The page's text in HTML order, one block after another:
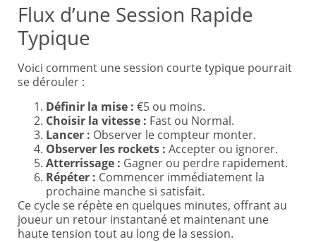
Flux d’une Session Rapide
Typique
Voici comment une session courte typique pourrait
se dérouler :
Définir la mise : €5 ou moins.
Choisir la vitesse : Fast ou Normal.
Lancer : Observer le compteur monter.
Observer les rockets : Accepter ou ignorer.
Atterrissage : Gagner ou perdre rapidement.
Répéter : Commencer immédiatement la
prochaine manche si satisfait.
Ce cycle se répète en quelques minutes, offrant au
joueur un retour instantané et maintenant une
haute tension tout au long de la session.